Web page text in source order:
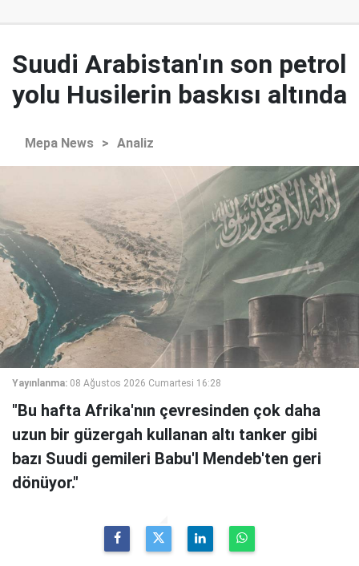
Suudi Arabistan'ın son petrol
yolu Husilerin baskısı altında
Mepa News > Analiz
Yayınlanma: 08 Ağustos 2026 Cumartesi 16:28
"Bu hafta Afrika'nın çevresinden çok daha
uzun bir güzergah kullanan altı tanker gibi
bazı Suudi gemileri Babu'l Mendeb'ten geri
dönüyor."